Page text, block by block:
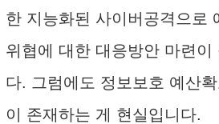
한 지능화된 사이버공격으로
위협에 대한 대응방안 마련이
다. 그럼에도 정보보호 예산
이 존재하는 게 현실입니다.